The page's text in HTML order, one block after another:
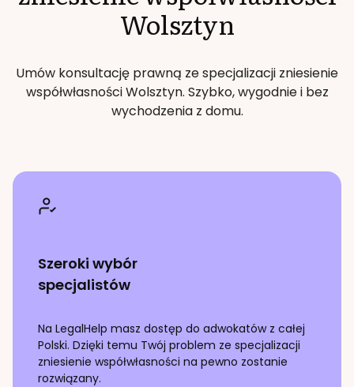
Wolsztyn
Umów konsultację prawną ze specjalizacji zniesienie
współwłasnościWolsztyn. Szybko, wygodnie i bez
wychodzenia z domu.
Szeroki wybór
specjalistów
Na LegalHelp masz dostęp do adwokatów z całej
Polski. Dzięki temu Twój problem ze specjalizacji
zniesienie współwłasności na pewno zostanie
rozwiązany.